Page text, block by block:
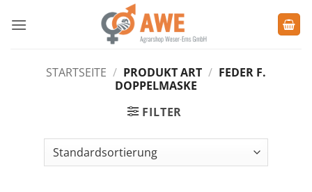
Inhalt
STARTSEITE / PRODUKT ART / FEDER F.
DOPPELMASKE
FILTER